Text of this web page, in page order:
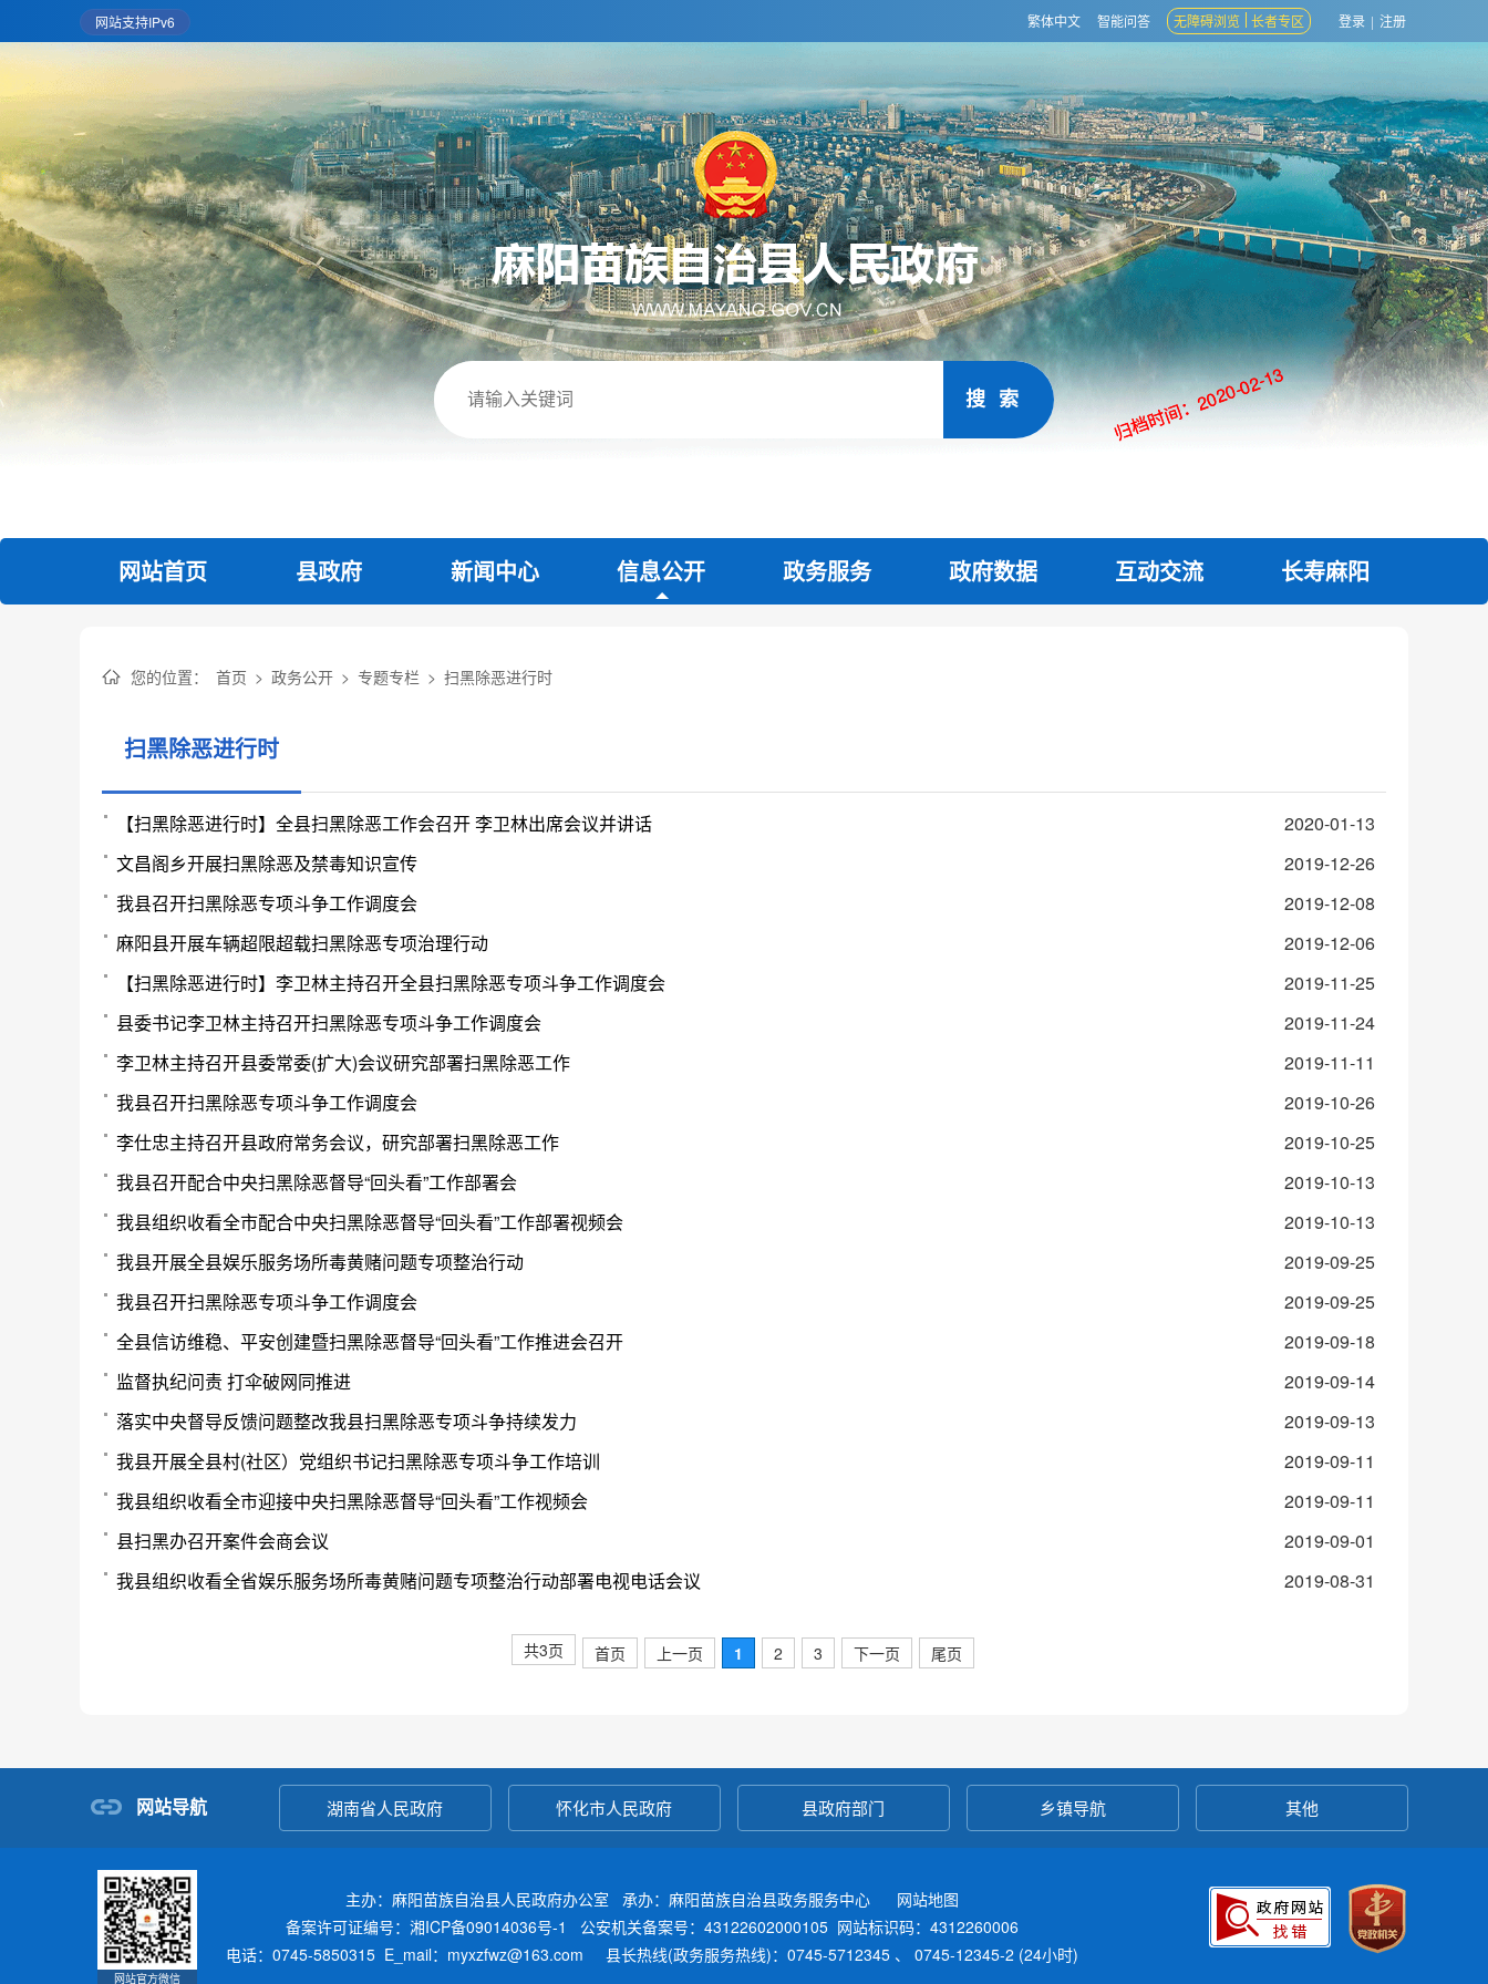
繁体中文 智能问答 无障碍浏览 长者专区 登录 | 注册
网站支持IPv6
网站首页 县政府 新闻中心 信息公开 政务服务 政府数据 互动交流 长寿麻阳
您的位置： 首页 > 政务公开 > 专题专栏 > 扫黑除恶进行时
扫黑除恶进行时
【扫黑除恶进行时】全县扫黑除恶工作会召开 李卫林出席会议并讲话
2020-01-13
文昌阁乡开展扫黑除恶及禁毒知识宣传
2019-12-26
我县召开扫黑除恶专项斗争工作调度会
2019-12-08
麻阳县开展车辆超限超载扫黑除恶专项治理行动
2019-12-06
【扫黑除恶进行时】李卫林主持召开全县扫黑除恶专项斗争工作调度会
2019-11-25
县委书记李卫林主持召开扫黑除恶专项斗争工作调度会
2019-11-24
李卫林主持召开县委常委(扩大)会议研究部署扫黑除恶工作
2019-11-11
我县召开扫黑除恶专项斗争工作调度会
2019-10-26
李仕忠主持召开县政府常务会议，研究部署扫黑除恶工作
2019-10-25
我县召开配合中央扫黑除恶督导“回头看”工作部署会
2019-10-13
我县组织收看全市配合中央扫黑除恶督导“回头看”工作部署视频会
2019-10-13
我县开展全县娱乐服务场所毒黄赌问题专项整治行动
2019-09-25
我县召开扫黑除恶专项斗争工作调度会
2019-09-25
全县信访维稳、平安创建暨扫黑除恶督导“回头看”工作推进会召开
2019-09-18
监督执纪问责 打伞破网同推进
2019-09-14
落实中央督导反馈问题整改我县扫黑除恶专项斗争持续发力
2019-09-13
我县开展全县村(社区）党组织书记扫黑除恶专项斗争工作培训
2019-09-11
我县组织收看全市迎接中央扫黑除恶督导“回头看”工作视频会
2019-09-11
县扫黑办召开案件会商会议
2019-09-01
我县组织收看全省娱乐服务场所毒黄赌问题专项整治行动部署电视电话会议
2019-08-31
共3页 首页 上一页 1 2 3 下一页 尾页
网站导航 湖南省人民政府 怀化市人民政府 县政府部门 乡镇导航 其他
网站官方微信
主办：麻阳苗族自治县人民政府办公室 承办：麻阳苗族自治县政务服务中心
网站地图
备案许可证编号：湘ICP备09014036号-1
公安机关备案号：43122602000105 网站标识码：4312260006
电话：0745-5850315 E_mail：myxzfwz@163.com 县长热线(政务服务热线)：0745-5712345 、 0745-12345-2 (24小时)
归档时间：2020-02-13
归档时间：2020-02-13